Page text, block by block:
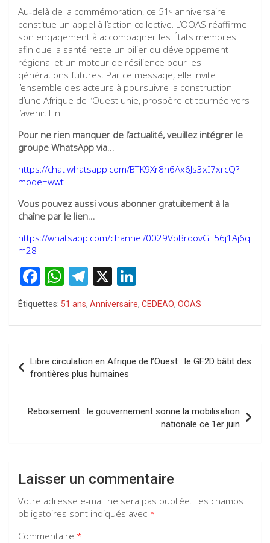
Au‑delà de la commémoration, ce 51ᵉ anniversaire
constitue un appel à l’action collective. L’OOAS réaffirme
son engagement à accompagner les États membres
afin que la santé reste un pilier du développement
régional et un moteur de résilience pour les
générations futures. Par ce message, elle invite
l’ensemble des acteurs à poursuivre la construction
d’une Afrique de l’Ouest unie, prospère et tournée vers
l’avenir. Fin
Pour ne rien manquer de l’actualité, veuillez intégrer le
groupe WhatsApp via…
https://chat.whatsapp.com/BTK9Xr8h6Ax6Js3xI7xrcQ?
mode=wwt
Vous pouvez aussi vous abonner gratuitement à la
chaîne par le lien…
https://whatsapp.com/channel/0029VbBrdovGE56j1Aj6q
m28
F
a
o
o
k
W
h
A
p
p
T
el
a
m
X
n
ke
n
Étiquettes: 51 ans, Anniversaire, CEDEAO, OOAS
de
l’article
Libre circulation en Afrique de l’Ouest : le GF2D bâtit des
frontières plus humaines
Reboisement : le gouvernement sonne la mobilisation
nationale ce 1er juin
Laisser un commentaire
Votre adresse e-mail ne sera pas publiée. Les champs
obligatoires sont indiqués avec *
Commentaire *